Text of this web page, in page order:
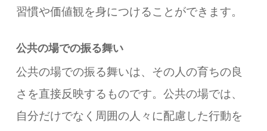
習慣や価値観を身につけることができます。
公共の場での振る舞い
公共の場での振る舞いは、その人の育ちの良
さを直接反映するものです。公共の場では、
自分だけでなく周囲の人々に配慮した行動を